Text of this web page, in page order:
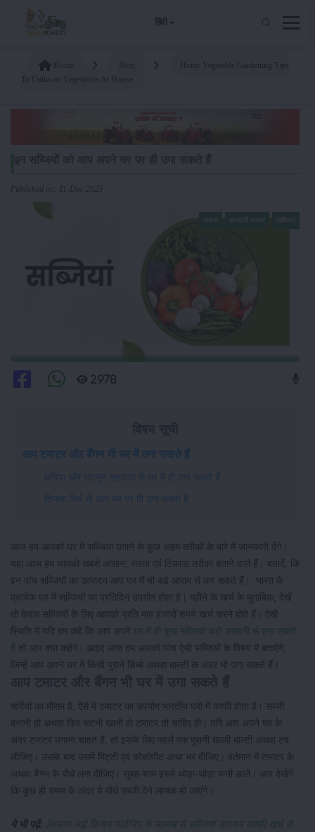
हिंदी
Published on: 11-Dec-2023
2978
आप टमाटर और बैंगन भी घर में उगा सकते हैं
धनिया और लहसुन सहजता से घर में ही उगा सकते हैं
शिमला मिर्च भी आप घर पर ही उगा सकते हैं
आज हम आपको घर में सब्जियां उगाने के कुछ अहम तरीकों के बारे में जानकारी देंगे।
यहां आज हम आपको सबसे आसान, सस्ता एवं टिकाऊ तरीका बताने वाले हैं। बतादें, कि
इन पांच सब्जियों का उत्पादन आप घर में भी बड़े आराम से कर सकते हैं। भारत के
प्रत्येक घर में सब्जियों का प्रतिदिन उपयोग होता है। महीने के खर्च के मुताबिक, देखें
तो केवल सब्जियों के लिए आपको प्रति माह हजारों रुपये खर्च करने होते हैं। ऐसी
स्थिति में यदि हम कहें कि आप अपने घर में ही कुछ सब्जियां बड़ी आसानी से उगा सकते
हैं तो आप क्या कहेंगे। आइए आज हम आपको पांच ऐसी सब्जियों के विषय में बताऐंगे,
जिन्हें आप अपने घर में किसी पुराने डिब्बे अथवा बाल्टी के अंदर भी उगा सकते हैं।
सर्दियों का मौसम है, ऐसे में टमाटर का उपयोग भारतीय घरों में काफी होता है। सब्जी
बनानी हो अथवा फिर चटनी खानी हो टमाटर तो चाहिए ही। यदि आप अपने घर के
अंदर टमाटर उगाना चाहते हैं, तो इसके लिए पहले एक पुरानी खाली बाल्टी अथवा टब
लीजिए। उसके बाद उसमें मिट्टी एवं कोकोपीट आधा भर दीजिए। वर्तमान में टमाटर के
अथवा बैंगन के पौधे लगा दीजिए। सुबह-शाम इसमें थोड़ा-थोड़ा पानी डालें। आप देखेंगे
कि कुछ ही समय के अंदर ये पौधे सब्जी देने लायक हो जाएंगे।
ये भी पढ़ें: किसान भाई किचन गार्डनिंग के माध्यम से सब्जियां उगाकर काफी खर्च से